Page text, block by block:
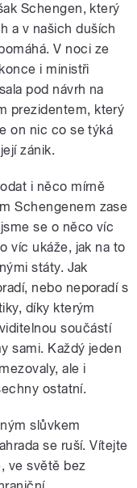
Schengen, který
a v našich duších
V noci ze
i ministři
pod návrh na
prezidentem, který
on nic co se týká
zánik.
i něco mírně
Schengenem zase
se o něco víc
víc ukáže, jak na to
státy. Jak
nebo neporadí s
díky kterým
součástí
sami. Každý jeden
ale i
ostatní.
slůvkem
se ruší. Vítejte
ve světě bez